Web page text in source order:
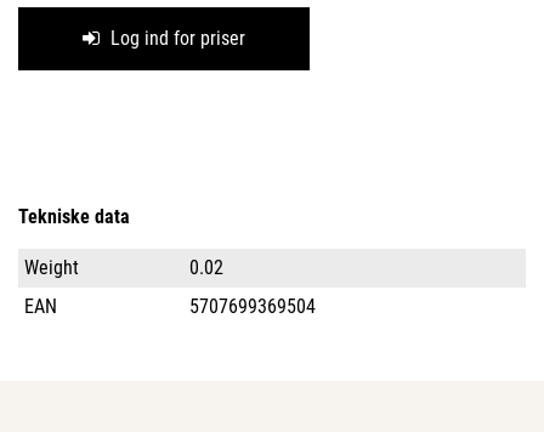
Log ind for priser
Tekniske data
Weight
0.02
EAN
5707699369504